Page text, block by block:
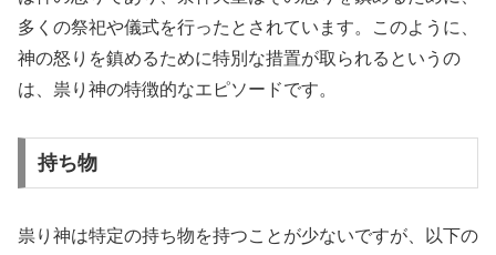
多くの祭祀や儀式を行ったとされています。このように、
神の怒りを鎮めるために特別な措置が取られるというの
は、祟り神の特徴的なエピソードです。
持ち物
祟り神は特定の持ち物を持つことが少ないですが、以下の